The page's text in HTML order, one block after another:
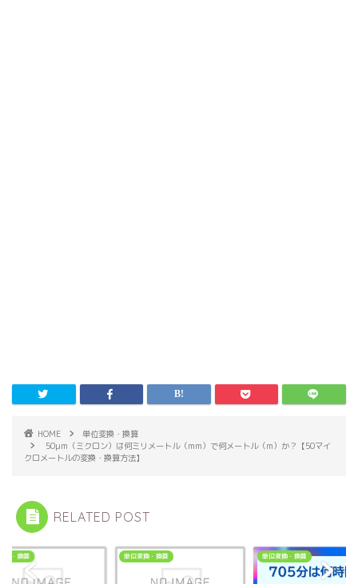
HOME
単位変換・換算
50μm（ミクロン）は何ミリメートル（mm）で何メートル（m）か？【50マイ
クロメートルの変換・換算方法】
RELATED POST
換・換算 単位変換・換算 単位変換・換算